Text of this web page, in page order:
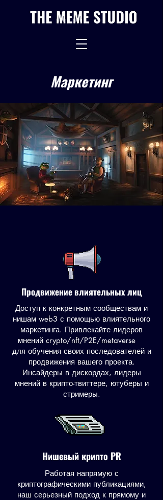
Маркетинг
Продвижение влиятельных лиц
Доступ к конкретным сообществам и
нишам web3 с помощью влиятельного
маркетинга. Привлекайте лидеров
мнений crypto/nft/P2E/metaverse
для обучения своих последователей и
продвижения вашего проекта.
Инсайдеры в дискордах, лидеры
мнений в крипто-твиттере, ютуберы и
стримеры.
Нишевый крипто PR
Работая напрямую с
криптографическими публикациями,
наш серьезный подход к прямому и